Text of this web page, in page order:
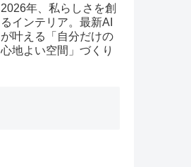
2026年、私らしさを創
るインテリア。最新AI
が叶える「自分だけの
心地よい空間」づくり